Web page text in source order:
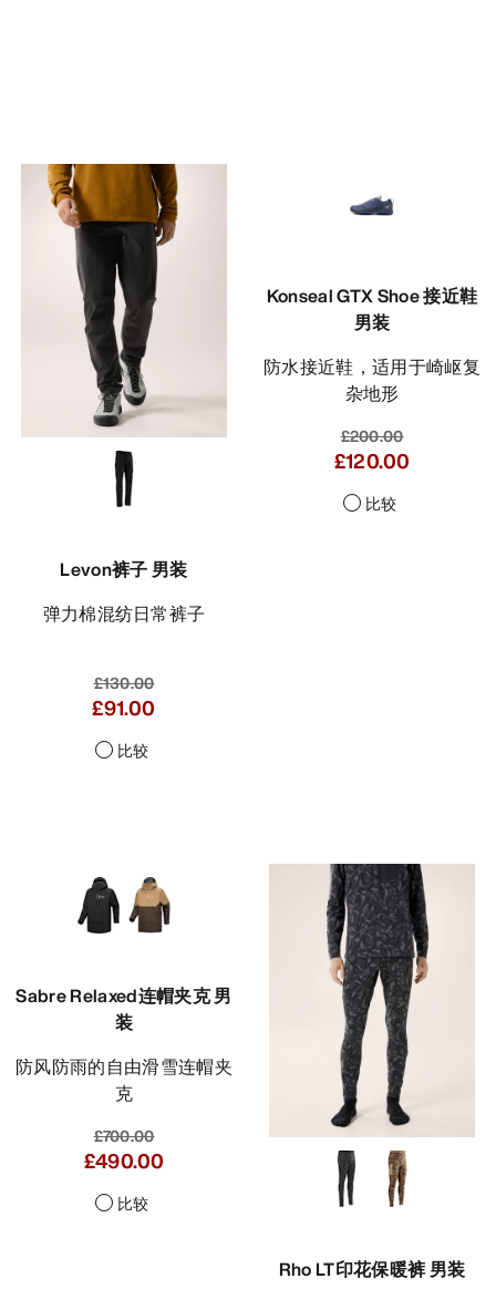
Levon裤子 男装
弹力棉混纺日常裤子
£130.00
£91.00
比较
Konseal GTX Shoe 接近鞋
男装
防水接近鞋，适用于崎岖复
杂地形
£200.00
£120.00
比较
Sabre Relaxed连帽夹克 男
装
防风防雨的自由滑雪连帽夹
克
£700.00
£490.00
比较
Rho LT印花保暖裤 男装